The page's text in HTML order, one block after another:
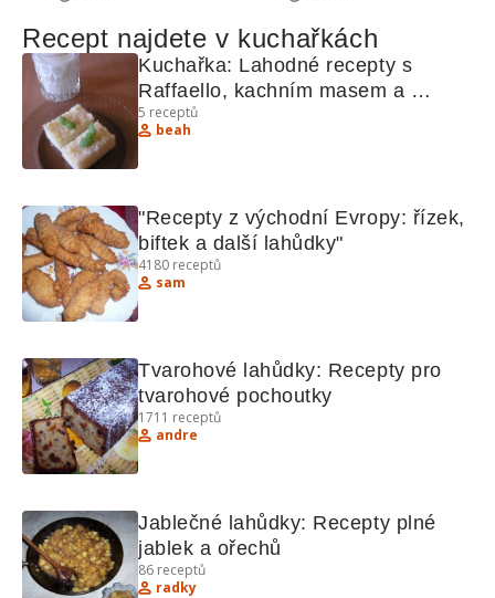
Recept najdete v kuchařkách
Kuchařka: Lahodné recepty s
Raffaello, kachním masem a
bramborami
5 receptů
beah
"Recepty z východní Evropy: řízek,
biftek a další lahůdky"
4180 receptů
sam
Tvarohové lahůdky: Recepty pro
tvarohové pochoutky
1711 receptů
andre
Jablečné lahůdky: Recepty plné
jablek a ořechů
86 receptů
radky